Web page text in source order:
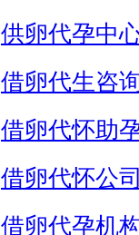
供卵代孕中
借卵代生咨
借卵代怀助
借卵代怀公司
借卵代孕机